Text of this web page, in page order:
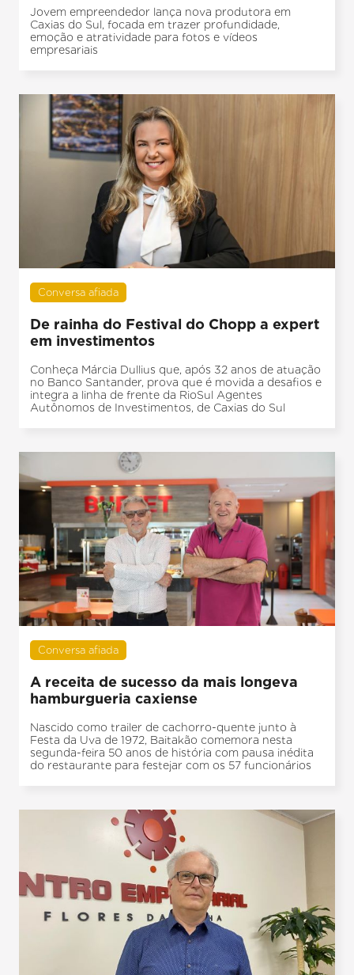
Jovem empreendedor lança nova produtora em
Caxias do Sul, focada em trazer profundidade,
emoção e atratividade para fotos e vídeos
empresariais
Conversa afiada
De rainha do Festival do Chopp a expert
em investimentos
Conheça Márcia Dullius que, após 32 anos de atuação
no Banco Santander, prova que é movida a desafios e
integra a linha de frente da RioSul Agentes
Autônomos de Investimentos, de Caxias do Sul
Conversa afiada
A receita de sucesso da mais longeva
hamburgueria caxiense
Nascido como trailer de cachorro-quente junto à
Festa da Uva de 1972, Baitakão comemora nesta
segunda-feira 50 anos de história com pausa inédita
do restaurante para festejar com os 57 funcionários